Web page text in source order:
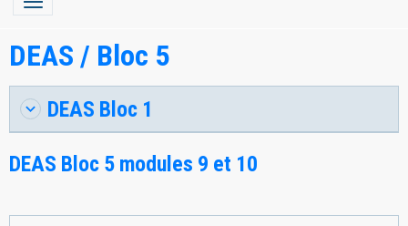
DEAS / Bloc 5
DEAS Bloc 1
DEAS Bloc 5 modules 9 et 10